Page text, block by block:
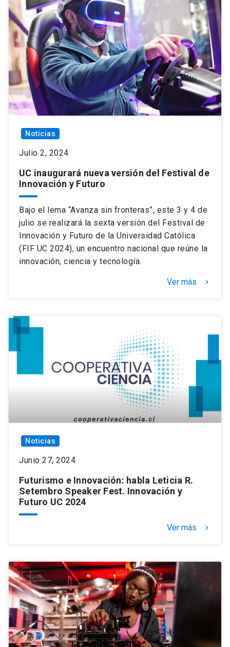
Noticias
Julio 2, 2024
UC inaugurará nueva versión del Festival de
Innovación y Futuro
Bajo el lema “Avanza sin fronteras”, este 3 y 4 de
julio se realizará la sexta versión del Festival de
Innovación y Futuro de la Universidad Católica
(FIF UC 2024), un encuentro nacional que reúne la
innovación, ciencia y tecnología.
Ver más keyboard_arrow_right
Noticias
Junio 27, 2024
Futurismo e Innovación: habla Leticia R.
Setembro Speaker Fest. Innovación y
Futuro UC 2024
Ver más keyboard_arrow_right